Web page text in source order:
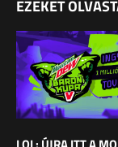
EZEKET